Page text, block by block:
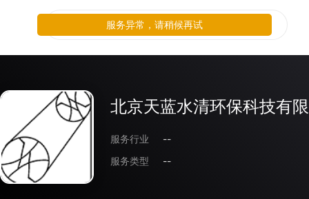
北京天蓝水清环保科技有
服务行业
--
服务类型
--
服务异常，请稍候再试